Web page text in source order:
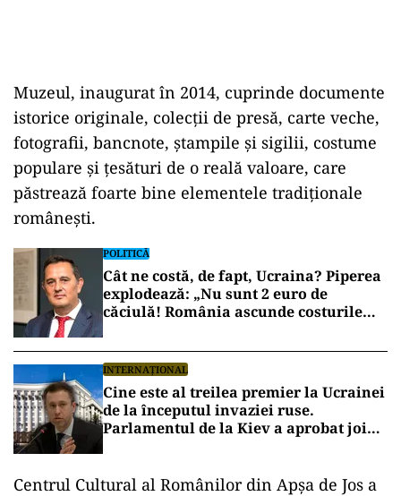
Muzeul, inaugurat în 2014, cuprinde documente
istorice originale, colecţii de presă, carte veche,
fotografii, bancnote, ştampile şi sigilii, costume
populare și țesături de o reală valoare, care
păstrează foarte bine elementele tradiționale
românești.
POLITICĂ
Cât ne costă, de fapt, Ucraina? Piperea
explodează: „Nu sunt 2 euro de
căciulă! România ascunde costurile
INTERNAȚIONAL
Cine este al treilea premier la Ucrainei
de la începutul invaziei ruse.
Parlamentul de la Kiev a aprobat joi
Centrul Cultural al Românilor din Apșa de Jos a